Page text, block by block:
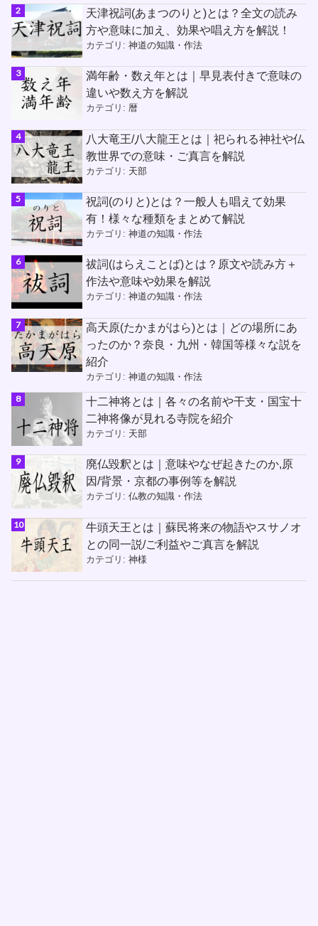
天津祝詞(あまつのりと)とは？全文の読み
方や意味に加え、効果や唱え方を解説！
カテゴリ:神道の知識・作法
満年齢・数え年とは｜早見表付きで意味の
違いや数え方を解説
カテゴリ: 暦
八大竜王/八大龍王とは｜祀られる神社や仏
教世界での意味・ご真言を解説
カテゴリ: 天部
祝詞(のりと)とは？一般人も唱えて効果
有！様々な種類をまとめて解説
カテゴリ:神道の知識・作法
祓詞(はらえことば)とは？原文や読み方＋
作法や意味や効果を解説
カテゴリ:神道の知識・作法
高天原(たかまがはら)とは｜どの場所にあ
ったのか？奈良・九州・韓国等様々な説を
紹介
カテゴリ:神道の知識・作法
十二神将とは｜各々の名前や干支・国宝十
二神将像が見れる寺院を紹介
カテゴリ: 天部
廃仏毀釈とは｜意味やなぜ起きたのか,原
因/背景・京都の事例等を解説
カテゴリ:仏教の知識・作法
牛頭天王とは｜蘇民将来の物語やスサノオ
との同一説/ご利益やご真言を解説
カテゴリ:神様